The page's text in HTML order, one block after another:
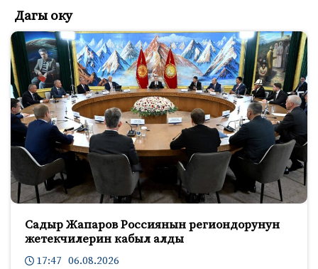
Дагы оку
Садыр Жапаров Россиянын региондорунун
жетекчилерин кабыл алды
17:47 06.08.2026